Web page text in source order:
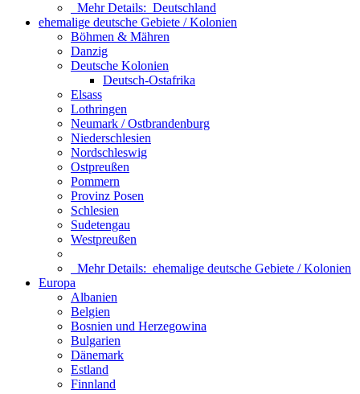
Mehr Details: Deutschland
ehemalige deutsche Gebiete / Kolonien
Böhmen & Mähren
Danzig
Deutsche Kolonien
Deutsch-Ostafrika
Elsass
Lothringen
Neumark / Ostbrandenburg
Niederschlesien
Nordschleswig
Ostpreußen
Pommern
Provinz Posen
Schlesien
Sudetengau
Westpreußen
Mehr Details: ehemalige deutsche Gebiete / Kolonien
Europa
Albanien
Belgien
Bosnien und Herzegowina
Bulgarien
Dänemark
Estland
Finnland